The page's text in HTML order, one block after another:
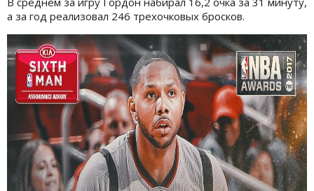
а за год реализовал 246 трехочковых бросков.